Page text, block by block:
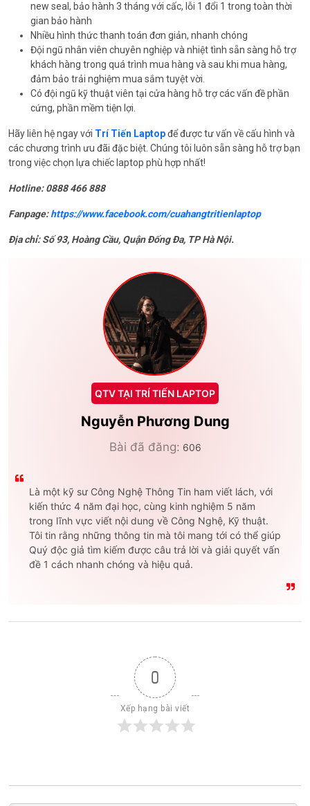
new seal, bảo hành 3 tháng với cấc, lỗi 1 đổi 1 trong toàn thời
gian bảo hành
Nhiều hình thức thanh toán đơn giản, nhanh chóng
Đội ngũ nhân viên chuyên nghiệp và nhiệt tình sẵn sàng hỗ trợ
khách hàng trong quá trình mua hàng và sau khi mua hàng,
đảm bảo trải nghiệm mua sắm tuyệt vời.
Có đội ngũ kỹ thuật viên tại cửa hàng hỗ trợ các vấn đề phần
cứng, phần mềm tiện lợi.
Hãy liên hệ ngay với Trí Tiến Laptopđể được tư vấn về cấu hình và
các chương trình ưu đãi đặc biệt. Chúng tôi luôn sẵn sàng hỗ trợ bạn
trong việc chọn lựa chiếc laptop phù hợp nhất!
Hotline: 0888 466 888
Fanpage:https://www.facebook.com/cuahangtritienlaptop
Địa chỉ: Số 93, Hoàng Cầu, Quận Đống Đa, TP Hà Nội.
QTV TẠI TRÍ TIẾN LAPTOP
Nguyễn Phương Dung
Bài đã đăng: 606
Là một kỹ sư Công Nghệ Thông Tin ham viết lách, với
kiến thức 4 năm đại học, cùng kinh nghiệm 5 năm
trong lĩnh vực viết nội dung về Công Nghệ, Kỹ thuật.
Tôi tin rằng những thông tin mà tôi mang tới có thể giúp
Quý độc giả tìm kiếm được câu trả lời và giải quyết vấn
đề 1 cách nhanh chóng và hiệu quả.
0
Xếp hạng bài viết